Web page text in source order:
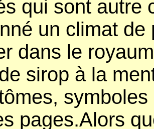
qui sont autre
un climat
dans le
sirop à la
pages.Alors